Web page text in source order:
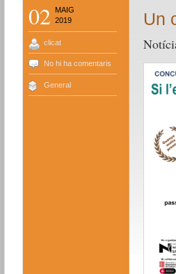
02
MAIG
2019
clicat
No hi ha comentaris
General
Un